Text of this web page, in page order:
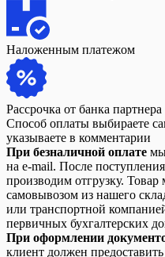
Наложенным платежом
Рассрочка от банка партнера
Способ оплаты выбираете
указываете в комментарии
При безналичной оплате мы
на e-mail. После
производим отгрузку.
самовывозом из нашего
или транспортной
первичных бухгалтерских
При оформлении
клиент должен